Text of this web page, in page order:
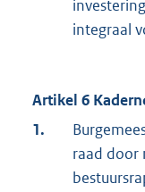
integraal
Artikel 6
1.
raad door